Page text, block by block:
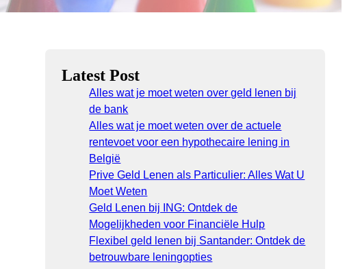
Latest Post
Alles wat je moet weten over geld lenen bij
de bank
Alles wat je moet weten over de actuele
rentevoet voor een hypothecaire lening in
België
Prive Geld Lenen als Particulier: Alles Wat U
Moet Weten
Geld Lenen bij ING: Ontdek de
Mogelijkheden voor Financiële Hulp
Flexibel geld lenen bij Santander: Ontdek de
betrouwbare leningopties